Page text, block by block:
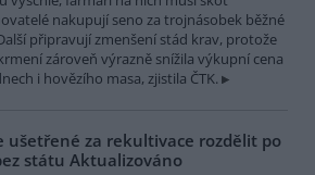
nakupují seno za trojnásobek běžné
připravují zmenšení stád krav, protože
zároveň výrazně snížila výkupní cena
i hovězího masa, zjistila ČTK.
ušetřené za rekultivace rozdělit po
státu Aktualizováno